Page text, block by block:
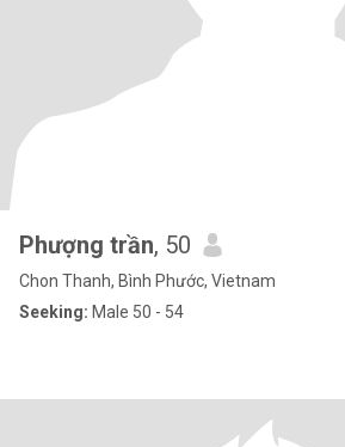
Phượng trần, 50
Chon Thanh, Bình Phước, Vietnam
Seeking: Male 50 - 54